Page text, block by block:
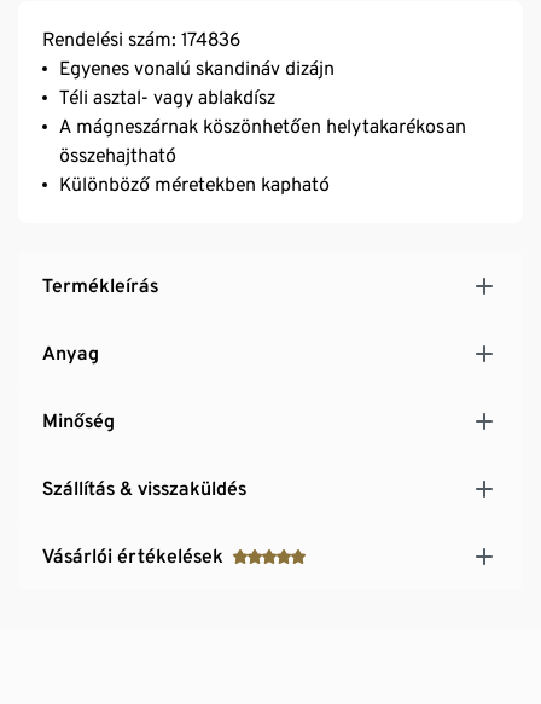
Rendelési szám: 174836
Egyenes vonalú skandináv dizájn
Téli asztal- vagy ablakdísz
A mágneszárnak köszönhetően helytakarékosan
összehajtható
Különböző méretekben kapható
Termékleírás
Anyag
Minőség
Szállítás & visszaküldés
Vásárlói értékelések